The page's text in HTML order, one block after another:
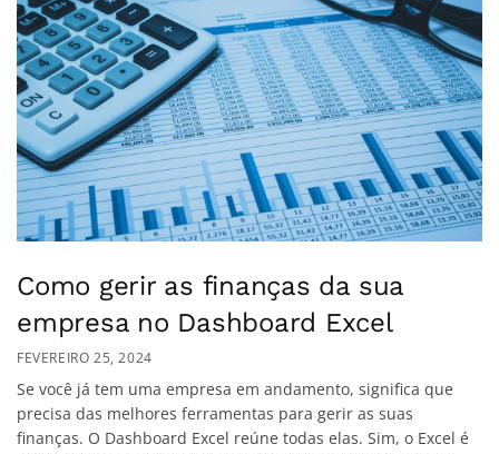
Como gerir as finanças da sua
empresa no Dashboard Excel
FEVEREIRO 25, 2024
Se você já tem uma empresa em andamento, significa que
precisa das melhores ferramentas para gerir as suas
finanças. O Dashboard Excel reúne todas elas. Sim, o Excel é